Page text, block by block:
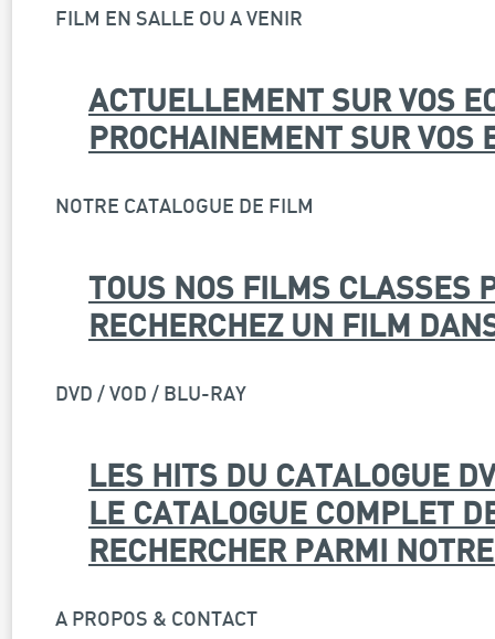
FILM EN SALLE OU A VENIR
ACTUELLEMENT SUR VOS
PROCHAINEMENT SUR VOS
NOTRE CATALOGUE DE FILM
TOUS NOS FILMS CLASSES
RECHERCHEZ UN FILM
DVD / VOD / BLU-RAY
LES HITS DU CATALOGUE
LE CATALOGUE COMPLET
RECHERCHER PARMI
A PROPOS & CONTACT